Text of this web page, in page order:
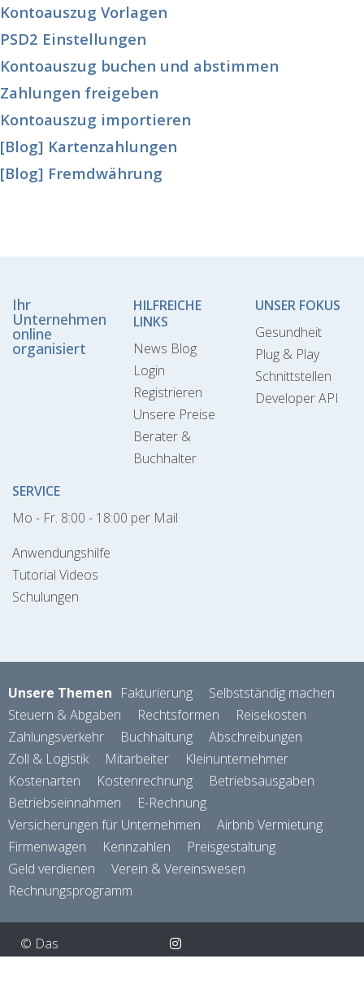
Kontoauszug Vorlagen
PSD2 Einstellungen
Kontoauszug buchen und abstimmen
Zahlungen freigeben
Kontoauszug importieren
[Blog] Kartenzahlungen
[Blog] Fremdwährung
Ihr
Unternehmen
online
organisiert
HILFREICHE
LINKS
News Blog
Login
Registrieren
Unsere Preise
Berater &
Buchhalter
UNSER FOKUS
Gesundheit
Plug & Play
Schnittstellen
Developer API
SERVICE
Mo - Fr. 8:00 - 18:00 per Mail
Anwendungshilfe
Tutorial Videos
Schulungen
Unsere Themen Fakturierung
Selbstständig machen
Steuern & Abgaben
Rechtsformen
Reisekosten
Zahlungsverkehr
Buchhaltung
Abschreibungen
Zoll & Logistik
Mitarbeiter
Kleinunternehmer
Kostenarten
Kostenrechnung
Betriebsausgaben
Betriebseinnahmen
E-Rechnung
Versicherungen für Unternehmen
Airbnb Vermietung
Firmenwagen
Kennzahlen
Preisgestaltung
Geld verdienen
Verein & Vereinswesen
Rechnungsprogramm
© Das
Finanzbuch